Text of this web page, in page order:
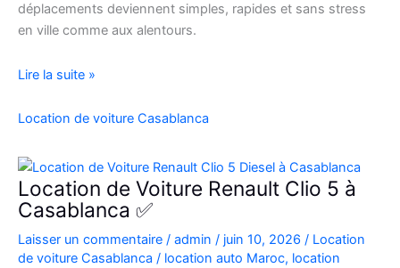
déplacements deviennent simples, rapides et sans stress
en ville comme aux alentours.
Location
Corsa
Aéroport
|
Location
Voiture
Casablanca
Lire la suite »
Location de voiture Casablanca
Location de Voiture Renault Clio 5 à
Casablanca ✅
Laisser un commentaire / admin / juin 10, 2026 / Location
de voiture Casablanca / location auto Maroc, location